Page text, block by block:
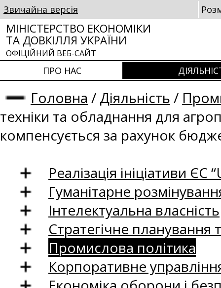
Звичайна версія
МІНІСТЕРСТВО ЕКОНОМІКИ
ТА ДОВКІЛЛЯ УКРАЇНИ
ОФІЦІЙНИЙ ВЕБ-САЙТ
ПРО НАС
Головна / Діяльність /
техніки та обладнання для
компенсується за рахунок
Реалізація ініціативи ЄС
Гуманітарне
Інтелектуальна власність
Стратегічне
Промислова політика
Корпоративне